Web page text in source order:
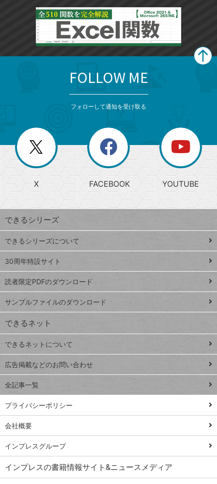
じ
る
search
検
索
上
昇
ワ
ー
ド
Google
スプレ
ッドシ
ート
iPhone
VLOOKUP
close
閉じ
る
閉
じ
る
ー
か
ら
探
す
ト
ッ
プ
ペ
ジ
連載
Excel Q&A
トイアンナ流仕
事術
PowerAutomate
ではじめる業務
の完全自動化
AI議事録作成術
Windows 11
Q&A
Teams踏み込み
FOLLOW ME
フォローして通知を受け取る
X FACEBOOK YOUTUBE
できるシリーズ
できるシリーズについて
30周年特設サイト
読者限定PDFのダウンロード
サンプルファイルのダウンロード
できるネット
できるネットについて
広告掲載などのお問い合わせ
全記事一覧
プライバシーポリシー
会社概要
インプレスグループ
インプレスの書籍情報サイト&ニュースメディア